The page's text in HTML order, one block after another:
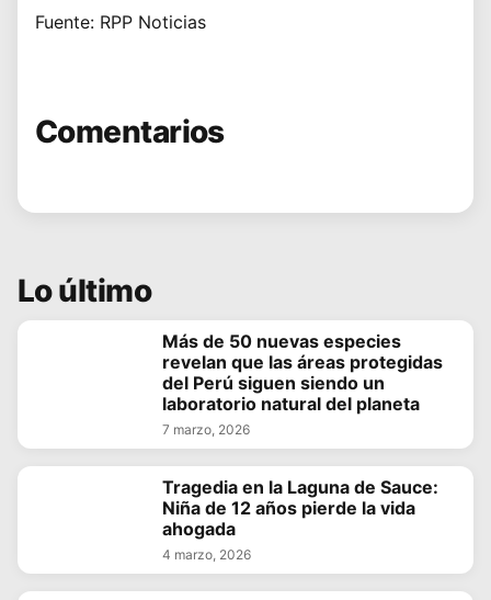
Fuente: RPP Noticias
Comentarios
Lo último
Más de 50 nuevas especies
revelan que las áreas protegidas
del Perú siguen siendo un
laboratorio natural del planeta
7 marzo, 2026
Tragedia en la Laguna de Sauce:
Niña de 12 años pierde la vida
ahogada
4 marzo, 2026